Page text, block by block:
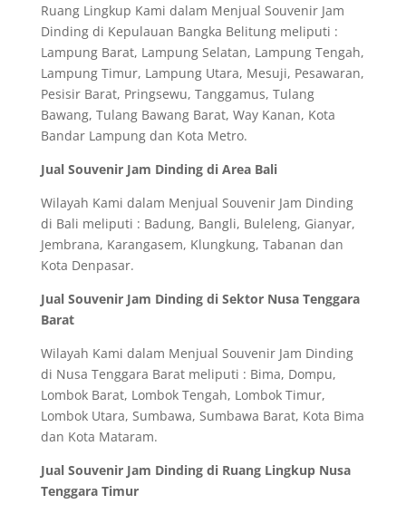
Ruang Lingkup Kami dalam Menjual Souvenir Jam
Dinding di Kepulauan Bangka Belitung meliputi :
Lampung Barat, Lampung Selatan, Lampung Tengah,
Lampung Timur, Lampung Utara, Mesuji, Pesawaran,
Pesisir Barat, Pringsewu, Tanggamus, Tulang
Bawang, Tulang Bawang Barat, Way Kanan, Kota
Bandar Lampung dan Kota Metro.
Jual Souvenir Jam Dinding di Area Bali
Wilayah Kami dalam Menjual Souvenir Jam Dinding
di Bali meliputi : Badung, Bangli, Buleleng, Gianyar,
Jembrana, Karangasem, Klungkung, Tabanan dan
Kota Denpasar.
Jual Souvenir Jam Dinding di Sektor Nusa Tenggara
Barat
Wilayah Kami dalam Menjual Souvenir Jam Dinding
di Nusa Tenggara Barat meliputi : Bima, Dompu,
Lombok Barat, Lombok Tengah, Lombok Timur,
Lombok Utara, Sumbawa, Sumbawa Barat, Kota Bima
dan Kota Mataram.
Jual Souvenir Jam Dinding di Ruang Lingkup Nusa
Tenggara Timur